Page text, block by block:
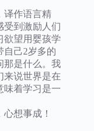
译作语言精
受到激励人们
欲望用婴孩学
自己2岁多的
那是什么。我
来说世界是在
味着学习是一
想事成！